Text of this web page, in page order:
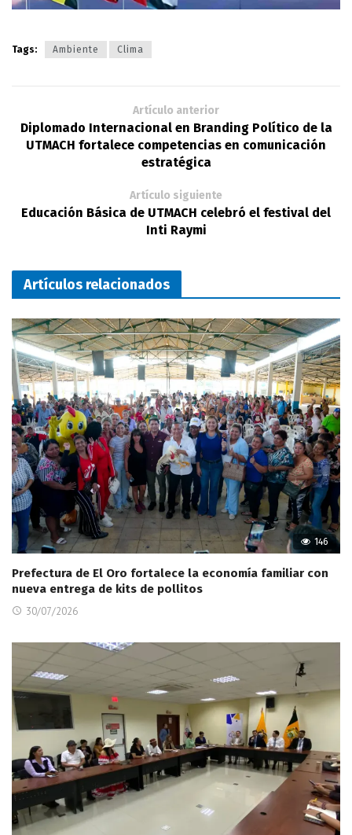
Tags: Ambiente Clima
Artículo anterior
Diplomado Internacional en Branding Político de la
UTMACH fortalece competencias en comunicación
estratégica
Artículo siguiente
Educación Básica de UTMACH celebró el festival del
Inti Raymi
Artículos relacionados
146
Prefectura de El Oro fortalece la economía familiar con
nueva entrega de kits de pollitos
30/07/2026